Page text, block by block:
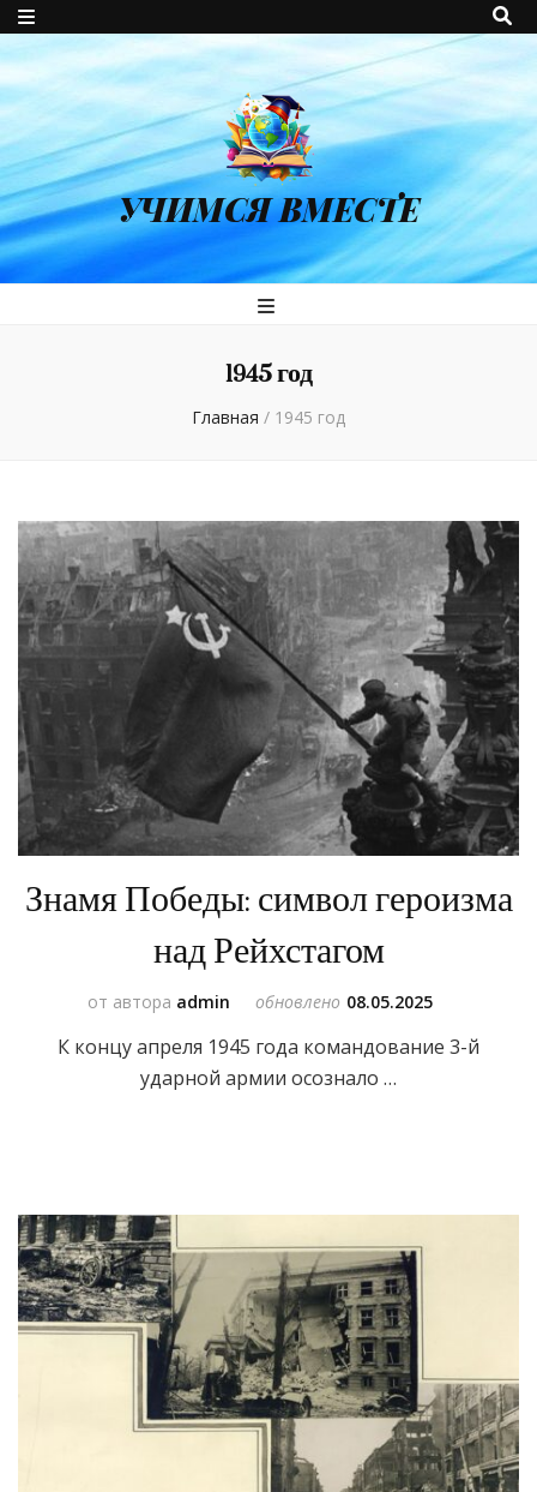
УЧИМСЯ ВМЕСТЕ
1945 год
Главная / 1945 год
Знамя Победы: символ героизма
над Рейхстагом
от автора admin обновлено 08.05.2025
К концу апреля 1945 года командование 3-й
ударной армии осознало …